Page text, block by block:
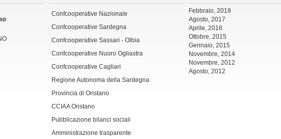
Confcooperative Nazionale
Confcooperative Sardegna
Confcooperative Sassari - Olbia
Confcooperative Nuoro Ogliastra
Confcooperative Cagliari
Regione Autonoma della Sardegna
Provincia di Oristano
CCIAA Oristano
Pubblicazione bilanci sociali
Amministrazione trasparente
Febbraio, 2019
Agosto, 2017
Aprile, 2016
Ottobre, 2015
Gennaio, 2015
Novembre, 2014
Novembre, 2012
Agosto, 2012